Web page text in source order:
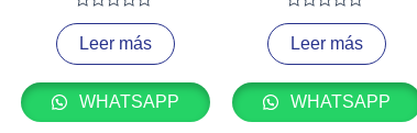
Valorado
con
0
de
Leer más
WHATSAPP
Valorado
con
0
de
Leer más
WHATSAPP